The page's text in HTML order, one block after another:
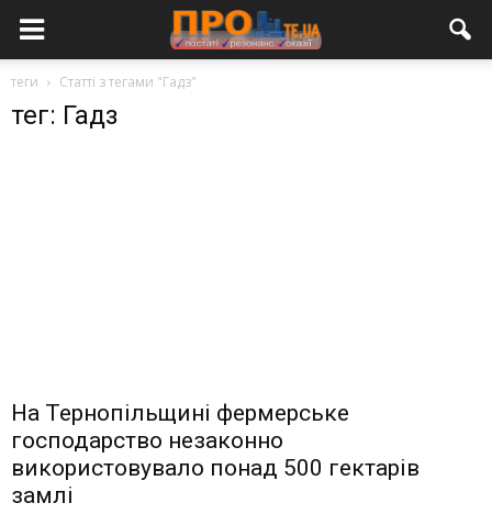
теги Статті з тегами "Гадз"
тег: Гадз
На Тернопільщині фермерське
господарство незаконно
використовувало понад 500 гектарів
замлі